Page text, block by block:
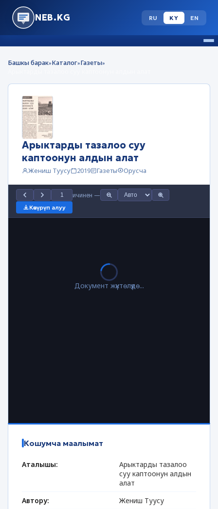
NEB.KG RU KY EN
Башкы барак»Каталог»Газеты»
Арыктарды тазалоо суу
каптоонун алдын алат
Жениш Туусу 2019 Газеты Орусча
ичинен —
Көчүрүп алуу
Документ жүктөлүүдө...
Кошумча маалымат
Аталышы:
Арыктарды тазалоо
суу каптоонун алдын
алат
Автору:
Жениш Туусу